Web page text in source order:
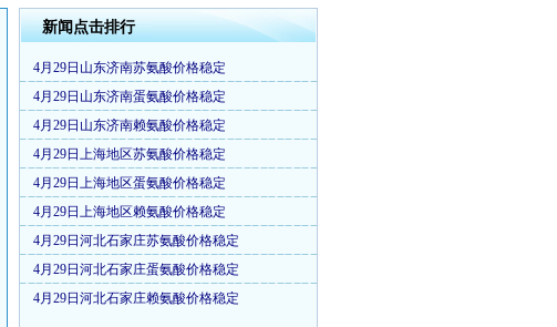
新闻点击排行
4月29日山东济南苏氨酸价格稳定
4月29日山东济南蛋氨酸价格稳定
4月29日山东济南赖氨酸价格稳定
4月29日上海地区苏氨酸价格稳定
4月29日上海地区蛋氨酸价格稳定
4月29日上海地区赖氨酸价格稳定
4月29日河北石家庄苏氨酸价格稳定
4月29日河北石家庄蛋氨酸价格稳定
4月29日河北石家庄赖氨酸价格稳定